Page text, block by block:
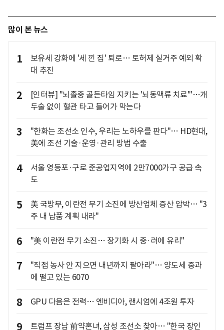
많이 본 뉴스
1
보유세 강화에 '세 낀 집' 퇴로… 토허제 실거주 예외 확
대 추진
2
[인터뷰] "뇌졸중 골든타임 지키는 '뇌동맥류 치료'"…개
두술 없이 혈관 타고 들어가 막는다
3
"한화는 조선소 인수, 우리는 노하우를 판다"… HD현대,
美에 조선 기술·운영·관리 방법 수출
4
서울 영등포·구로 준공업지역에 2만7000가구 공급 속
도
5
美 국방부, 이란전 무기 소진에 방산업체 증산 압박… "3
주 내 납품 계획 내라"
6 "美 이란전 무기 소진… 장기화 시 중·러에 유리"
7
"직접 농사 안 지으면 내년까지 팔아라"… 양도세 중과
에 떨고 있는 6070
8 GPU 다음은 전력… 엔비디아, 랜시엄에 4조원 투자
9 트럼프 장남 前약혼녀, 삼성 조선소 찾아… "한국 장인